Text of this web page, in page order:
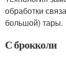
обработки
большой) тары.
С брокколи